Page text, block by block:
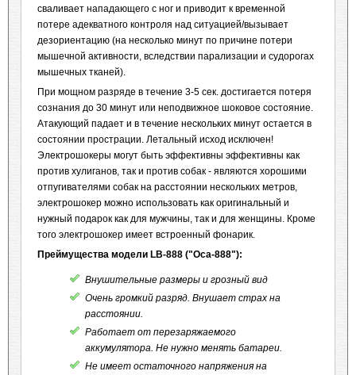
сваливает нападающего с ног и приводит к временной
потере адекватного контроля над ситуацией/вызывает
дезориентацию (на несколько минут по причине потери
мышечной активности, вследствии парализации и судорогах
мышечных тканей).
При мощном разряде в течение 3-5 сек. достигается потеря
сознания до 30 минут или неподвижное шоковое состояние.
Атакующий падает и в течение нескольких минут остается в
состоянии прострации. Летальный исход исключен!
Электрошокеры могут быть эффективны эффективны как
против хулиганов, так и против собак - являются хорошими
отпугивателями собак на расстоянии нескольких метров,
электрошокер можно использовать как оригинальный и
нужный подарок как для мужчины, так и для женщины. Кроме
того электрошокер имеет встроенный фонарик.
Преймущества модели LB-888 ("Оса-888"):
Внушительные размеры и грозный вид
Очень громкий разряд. Внушает страх на
расстоянии.
Работает от перезаряжаемого
аккумулятора. Не нужно менять батареи.
Не имеет остаточного напряжения на